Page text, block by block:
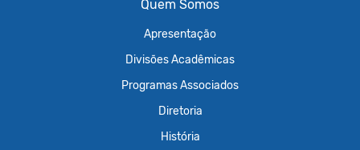
Quem Somos
Apresentação
Divisões Acadêmicas
Programas Associados
Diretoria
História